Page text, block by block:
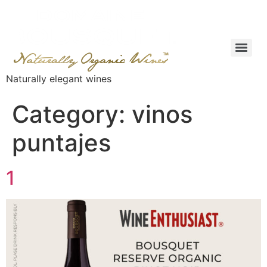
Naturally elegant wines
Category: vinos
puntajes
1